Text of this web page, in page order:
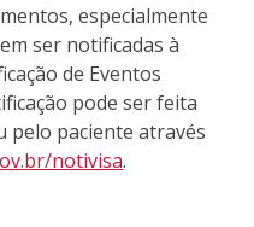
especialmente
ser notificadas à
de Eventos
pode ser feita
pelo paciente através
notivisa.